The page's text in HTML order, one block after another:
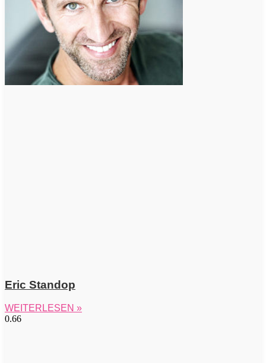
Eric Standop
WEITERLESEN »